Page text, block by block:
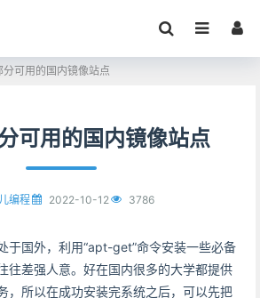
分可用的国内镜像站点
可用的国内镜像站点
编程 2022-10-12 3786
于国外，利用“apt-get”命令安装一些必备
往差强人意。好在国内很多的大学都提供
，所以在成功安装完系统之后，可以先把